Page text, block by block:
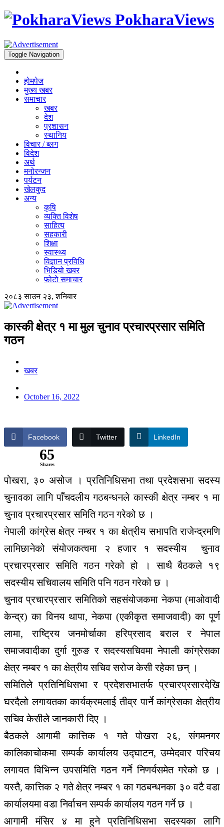
PokharaViews
Toggle Navigation
होमपेज
मुख्य खबर
समाचार
खबर
देश
प्रशासन
स्थानिय
विचार / ब्लग
विदेश
अर्थ
मनोरन्जन
पर्यटन
खेलकुद
अन्य
कृषि
व्यक्ति विशेष
साहित्य
सहकारी
शिक्षा
स्वास्थ्य
विज्ञान प्रविधि
भिडियो खबर
फोटो समाचार
२०८३ साउन २३, शनिबार
कास्की क्षेत्र १ मा मुल चुनाव प्रचारप्रसार समिति
गठन
खबर
October 16, 2022
Facebook Twitter LinkedIn
65
Shares
पोखरा, ३० असोज । प्रतिनिधिसभा तथा प्रदेशसभा सदस्य
चुनावका लागि पाँचदलीय गठबन्धनले कास्की क्षेत्र नम्बर १ मा
चुनाव प्रचारप्रसार समिति गठन गरेको छ ।
नेपाली कांग्रेस क्षेत्र नम्बर १ का क्षेत्रीय सभापति राजेन्द्रमणि
लामिछानेको संयोजकत्वमा २ हजार १ सदस्यीय चुनाव
प्रचारप्रसार समिति गठन गरेको हो । साथै बैठकले १९
सदस्यीय सचिवालय समिति पनि गठन गरेको छ ।
चुनाव प्रचारप्रसार समितिको सहसंयोजकमा नेकपा (माओवादी
केन्द्र) का विनय थापा, नेकपा (एकीकृत समाजवादी) का पूर्ण
लामा, राष्ट्रिय जनमोर्चाका हरिप्रसाद बराल र नेपाल
समाजवादीका दुर्गा गुरुङ र सदस्यसचिवमा नेपाली कांग्रेसका
क्षेत्र नम्बर १ का क्षेत्रीय सचिव सरोज केसी रहेका छन् ।
समितिले प्रतिनिधिसभा र प्रदेशसभातर्फ प्रचारप्रसारदेखि
घरदैलो लगायतका कार्यक्रमलाई तीव्र पार्ने कांग्रेसका क्षेत्रीय
सचिव केसीले जानकारी दिए ।
बैठकले आगामी कात्तिक १ गते पोखरा २६, संगमनगर
कालिकाचोकमा सम्पर्क कार्यालय उद्घाटन, उम्मेदवार परिचय
लगायत विभिन्न उपसमिति गठन गर्ने निणर्यसमेत गरेको छ ।
यस्तै, कात्तिक २ गते क्षेत्र नम्बर १ का गठबन्धनका ३० वटै वडा
कार्यालयमा वडा निर्वाचन सम्पर्क कार्यालय गठन गर्ने छ ।
आगामी मंसिर ४ मा हुने प्रतिनिधिसभा सदस्यका लागि